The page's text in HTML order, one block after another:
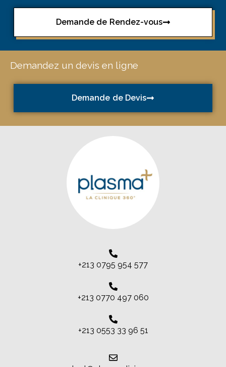
Demande de Rendez-vous
Demandez un devis en ligne
Demande de Devis
+213 0795 954 577
+213 0770 497 060
+213 0553 33 96 51